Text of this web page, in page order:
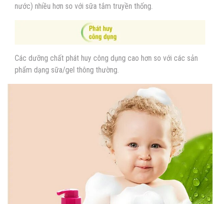
nước) nhiều hơn so với sữa tắm truyền thống.
Các dưỡng chất phát huy công dụng cao hơn so với các sản
phẩm dạng sữa/gel thông thường.